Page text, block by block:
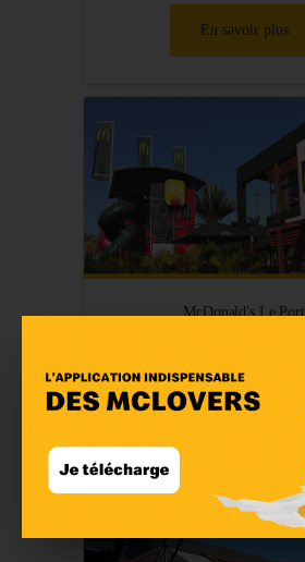
En savoir plus
McDonald's Le Port
En savoir plus